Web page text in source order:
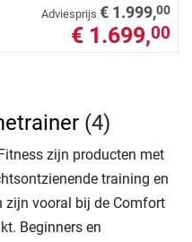
Adviesprijs € 1.999,00
€ 1.699,00
(4)
zijn producten met
training en
zijn vooral bij de Comfort
Beginners en